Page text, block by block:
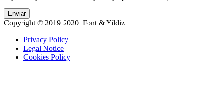
Copyright © 2019-2020 Font & Yildiz -
Privacy Policy
Legal Notice
Cookies Policy